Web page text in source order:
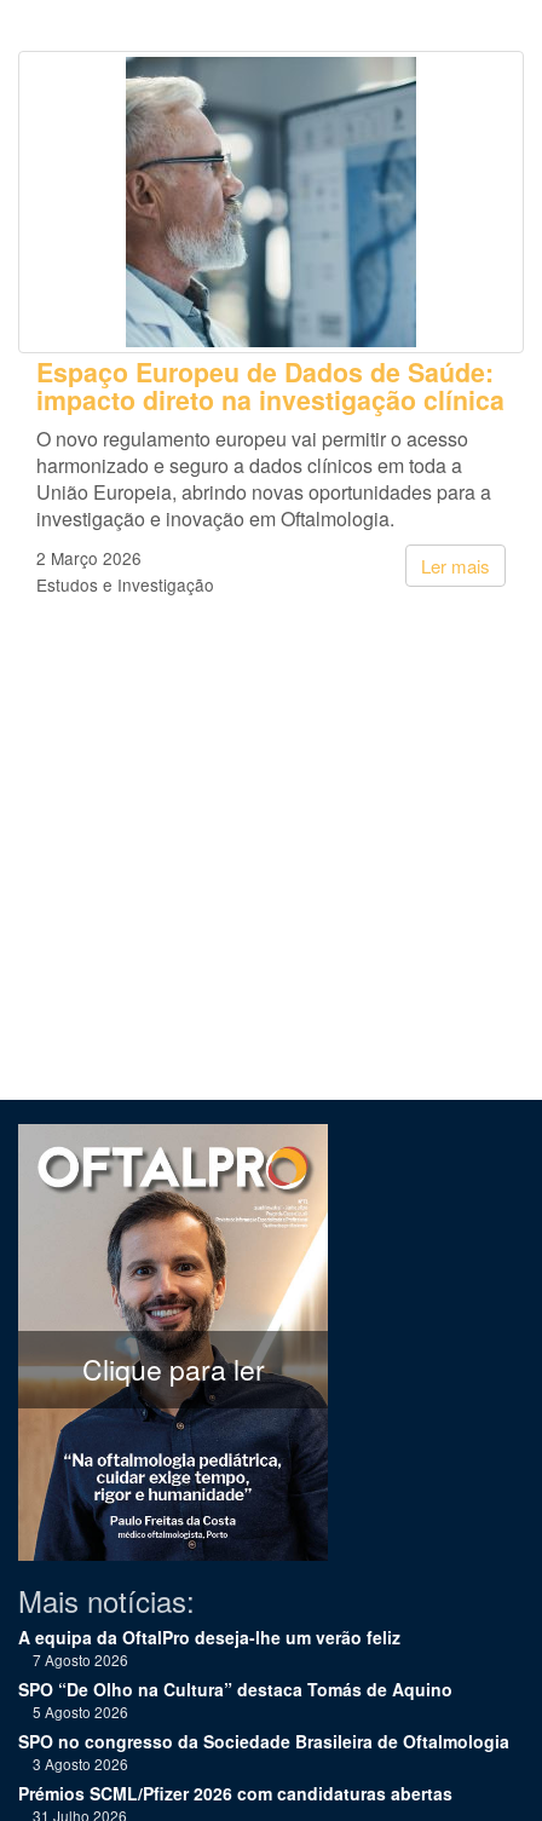
Espaço Europeu de Dados de Saúde:
impacto direto na investigação clínica
O novo regulamento europeu vai permitir o acesso
harmonizado e seguro a dados clínicos em toda a
União Europeia, abrindo novas oportunidades para a
investigação e inovação em Oftalmologia.
Ler mais
2 Março 2026
Estudos e Investigação
Clique para ler
Mais notícias:
A equipa da OftalPro deseja-lhe um verão feliz
7 Agosto 2026
SPO “De Olho na Cultura” destaca Tomás de Aquino
5 Agosto 2026
SPO no congresso da Sociedade Brasileira de Oftalmologia
3 Agosto 2026
Prémios SCML/Pfizer 2026 com candidaturas abertas
31 Julho 2026